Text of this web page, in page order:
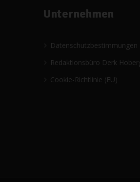
Unternehmen
Datenschutzbestimmungen
Redaktionsbüro Derk
Cookie-Richtlinie (EU)